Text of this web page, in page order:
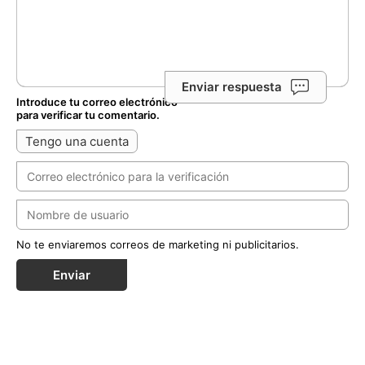
Enviar respuesta
Introduce tu correo electrónico
para verificar tu comentario.
Tengo una cuenta
No te enviaremos correos de marketing ni publicitarios.
Enviar